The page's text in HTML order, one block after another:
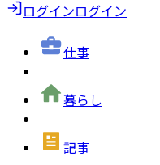
ログインログイン
仕事
暮らし
記事